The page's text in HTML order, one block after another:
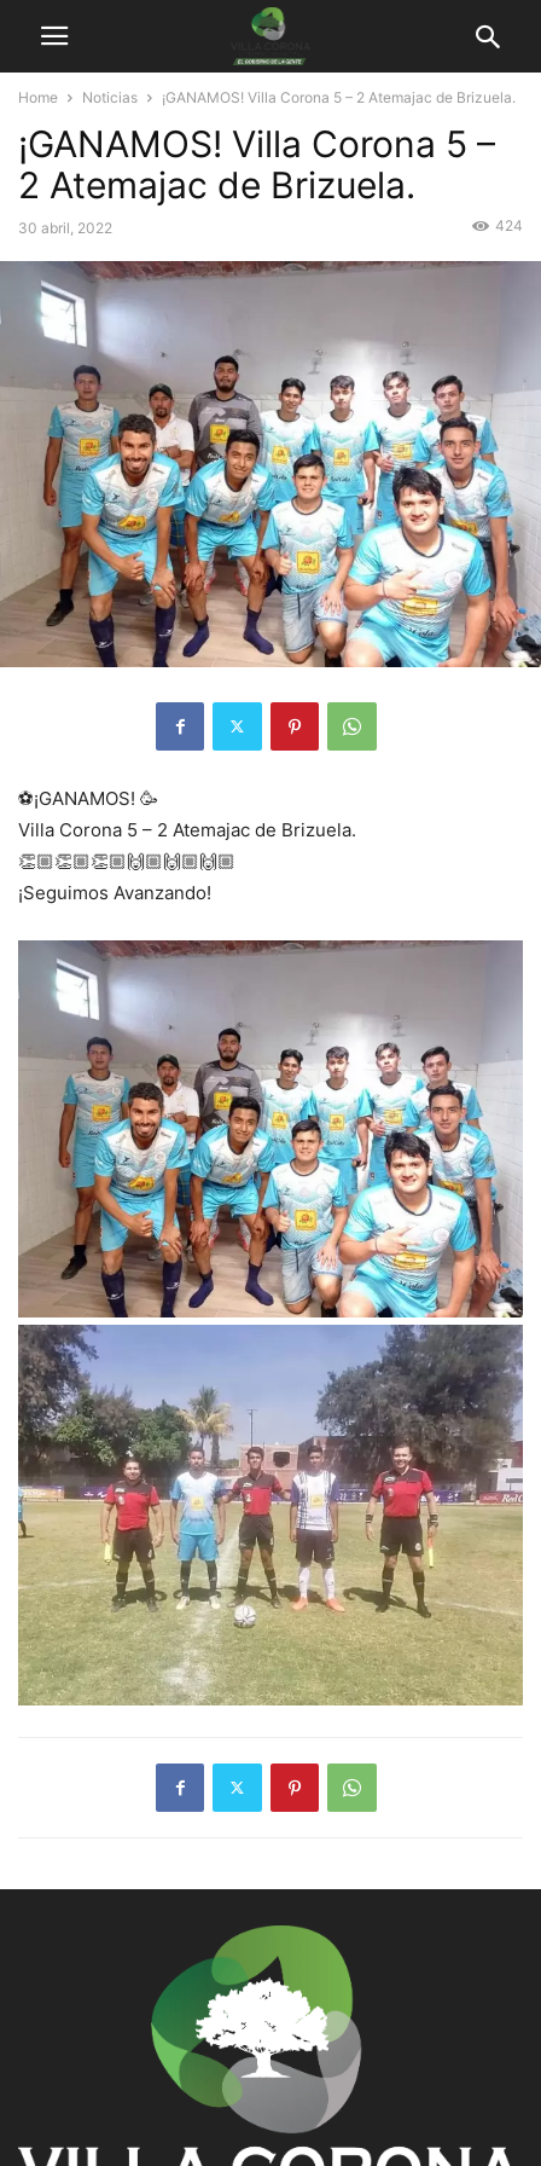
Home Noticias ¡GANAMOS! Villa Corona 5 – 2 Atemajac de Brizuela.
¡GANAMOS! Villa Corona 5 –
2 Atemajac de Brizuela.
30 abril, 2022 424
⚽️¡GANAMOS! 🥳
Villa Corona 5 – 2 Atemajac de Brizuela.
👏🏼👏🏼👏🏼🙌🏼🙌🏼🙌🏼
¡Seguimos Avanzando!